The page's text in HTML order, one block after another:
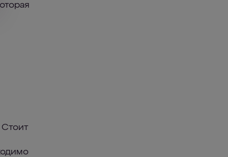
Стоит